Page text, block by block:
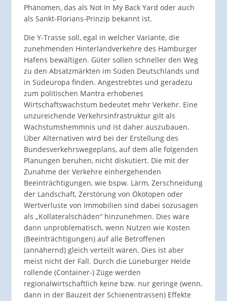
Phänomen, das als Not In My Back Yard oder auch
als Sankt-Florians-Prinzip bekannt ist.
Die Y-Trasse soll, egal in welcher Variante, die
zunehmenden Hinterlandverkehre des Hamburger
Hafens bewältigen. Güter sollen schneller den Weg
zu den Absatzmärkten im Süden Deutschlands und
in Südeuropa finden. Angestrebtes und geradezu
zum politischen Mantra erhobenes
Wirtschaftswachstum bedeutet mehr Verkehr. Eine
unzureichende Verkehrsinfrastruktur gilt als
Wachstumshemmnis und ist daher auszubauen.
Über Alternativen wird bei der Erstellung des
Bundesverkehrswegeplans, auf dem alle folgenden
Planungen beruhen, nicht diskutiert. Die mit der
Zunahme der Verkehre einhergehenden
Beeinträchtigungen, wie bspw. Lärm, Zerschneidung
der Landschaft, Zerstörung von Ökotopen oder
Wertverluste von Immobilien sind dabei sozusagen
als „Kollateralschäden“ hinzunehmen. Dies wäre
dann unproblematisch, wenn Nutzen wie Kosten
(Beeinträchtigungen) auf alle Betroffenen
(annähernd) gleich verteilt wären. Dies ist aber
meist nicht der Fall. Durch die Lüneburger Heide
rollende (Container-) Züge werden
regionalwirtschaftlich keine bzw. nur geringe (wenn,
dann in der Bauzeit der Schienentrassen) Effekte